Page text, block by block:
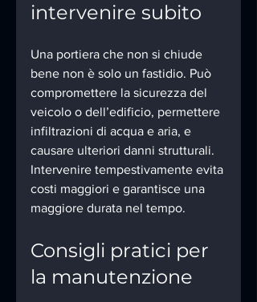
intervenire subito
Una portiera che non si chiude
bene non è solo un fastidio. Può
compromettere la sicurezza del
veicolo o dell’edificio, permettere
infiltrazioni di acqua e aria, e
causare ulteriori danni strutturali.
Intervenire tempestivamente evita
costi maggiori e garantisce una
maggiore durata nel tempo.
Consigli pratici per
la manutenzione